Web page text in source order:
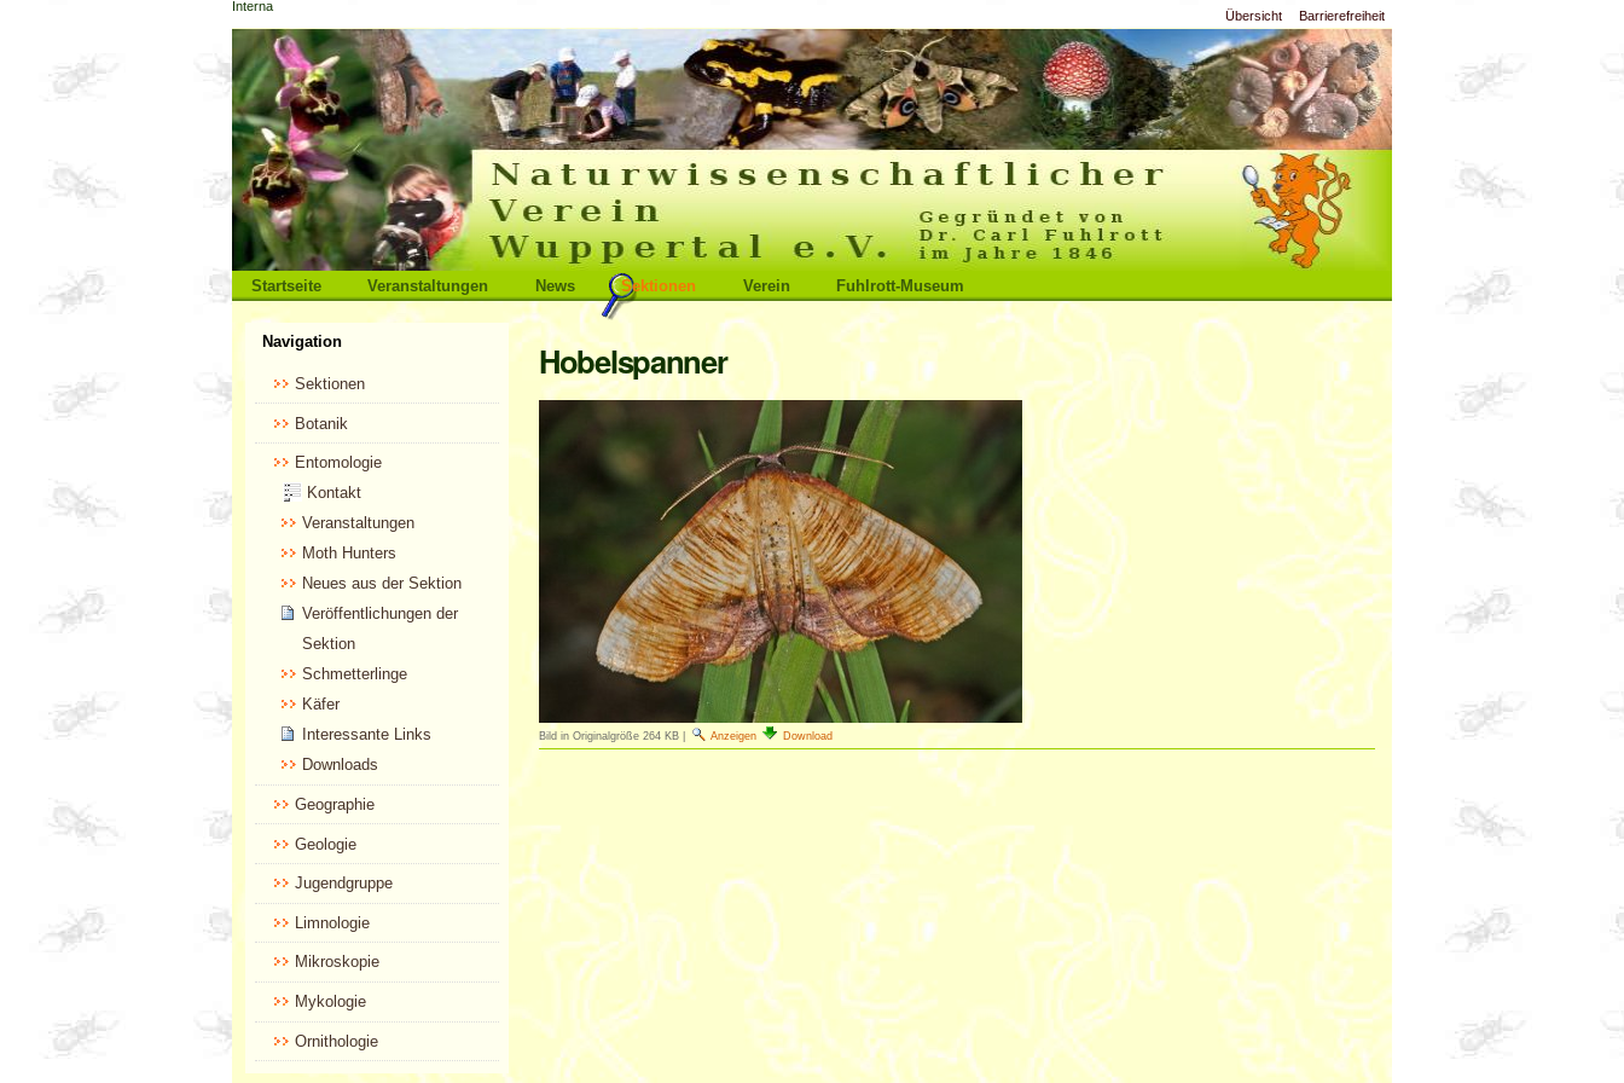
Direkt
zum
Inhalt
|
Direkt
zur
Navigation
Übersicht Barrierefreiheit
Sektionen
Startseite Veranstaltungen News Sektionen Verein Fuhlrott-Museum
Benutzerspezifische
Interna
Hobelspanner
Bild in Originalgröße 264 KB Anzeigen Download
Navigation
Sektionen
Botanik
Entomologie
Kontakt
Veranstaltungen
Moth Hunters
Neues aus der Sektion
Veröffentlichungen der
Sektion
Schmetterlinge
Käfer
Interessante Links
Downloads
Geographie
Geologie
Jugendgruppe
Limnologie
Mikroskopie
Mykologie
Ornithologie